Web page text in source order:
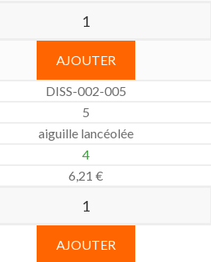
AJOUTER
DISS-002-005
5
aiguille lancéolée
4
6,21 €
AJOUTER